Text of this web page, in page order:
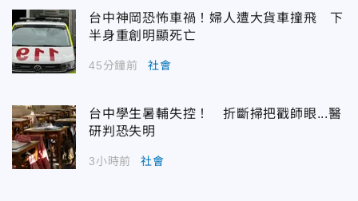
台中神岡恐怖車禍！婦人遭大貨車撞飛 下
半身重創明顯死亡
45分鐘前 社會
台中學生暑輔失控！ 折斷掃把戳師眼...醫
研判恐失明
3小時前 社會